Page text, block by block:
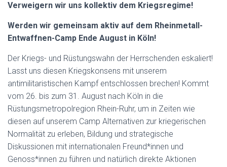
Verweigern wir uns kollektiv dem Kriegsregime!
Werden wir gemeinsam aktiv auf dem Rheinmetall-
Entwaffnen-Camp Ende August in Köln!
Der Kriegs- und Rüstungswahn der Herrschenden eskaliert!
Lasst uns diesen Kriegskonsens mit unserem
antimilitaristischen Kampf entschlossen brechen! Kommt
vom 26. bis zum 31. August nach Köln in die
Rüstungsmetropolregion Rhein-Ruhr, um in Zeiten wie
diesen auf unserem Camp Alternativen zur kriegerischen
Normalität zu erleben, Bildung und strategische
Diskussionen mit internationalen Freund*innen und
Genoss*innen zu führen und natürlich direkte Aktionen